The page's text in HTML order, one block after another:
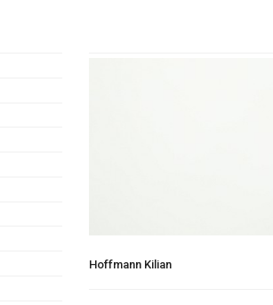
Hoffmann Kilian